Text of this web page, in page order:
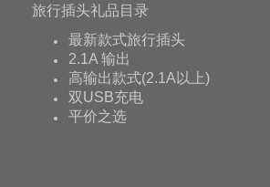
旅行插头礼品目录
最新款式旅行插头
2.1A 输出
高输出款式(2.1A以上)
双USB充电
平价之选